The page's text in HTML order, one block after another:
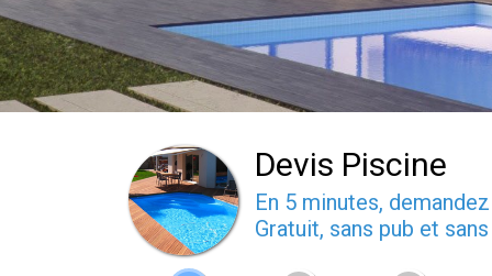
Devis Piscine
En 5 minutes,
Gratuit, sans pub et